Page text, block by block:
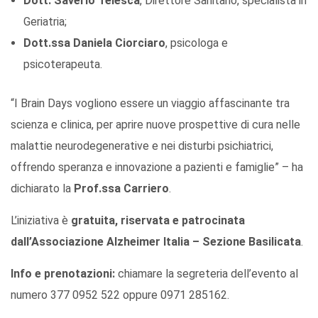
Geriatria;
Dott.ssa Daniela Ciorciaro, psicologa e
psicoterapeuta.
“I Brain Days vogliono essere un viaggio affascinante tra
scienza e clinica, per aprire nuove prospettive di cura nelle
malattie neurodegenerative e nei disturbi psichiatrici,
offrendo speranza e innovazione a pazienti e famiglie” – ha
dichiarato la Prof.ssa Carriero.
L’iniziativa è gratuita, riservata e patrocinata
dall’Associazione Alzheimer Italia – Sezione Basilicata.
Info e prenotazioni: chiamare la segreteria dell’evento al
numero 377 0952 522 oppure 0971 285162.